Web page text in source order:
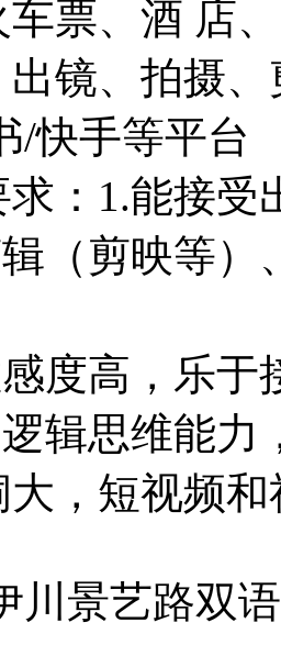
票、酒 店
镜、拍摄
/快手等平台
：1.能接受
（剪映等
度高，乐于
辑思维能力
，短视频
川景艺路双